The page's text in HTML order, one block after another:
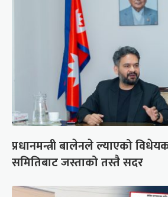
प्रधानमन्त्री बालेनले ल्याएको
समितिबाट जस्ताको तस्तै सदर